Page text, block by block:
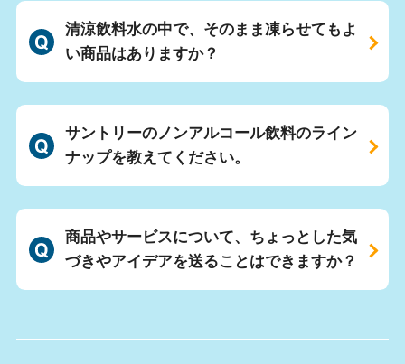
清涼飲料水の中で、そのまま凍らせてもよ
い商品はありますか？
サントリーのノンアルコール飲料のライン
ナップを教えてください。
商品やサービスについて、ちょっとした気
づきやアイデアを送ることはできますか？